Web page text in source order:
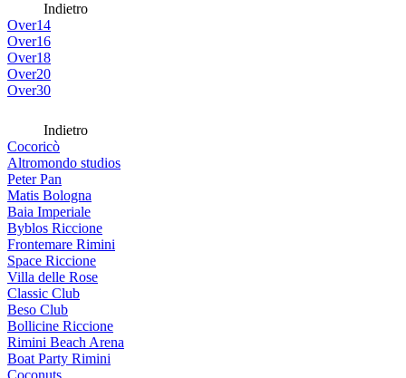
Indietro
Over14
Over16
Over18
Over20
Over30
Indietro
Cocoricò
Altromondo studios
Peter Pan
Matis Bologna
Baia Imperiale
Byblos Riccione
Frontemare Rimini
Space Riccione
Villa delle Rose
Classic Club
Beso Club
Bollicine Riccione
Rimini Beach Arena
Boat Party Rimini
Coconuts